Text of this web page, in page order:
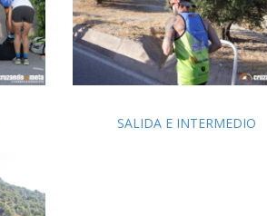
SALIDA E INTERMEDIO